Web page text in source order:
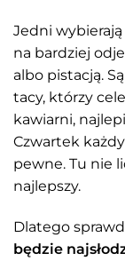
Jedni
na bardziej
albo pistacją.
tacy, którzy
kawiarni,
Czwartek
pewne. Tu nie
najlepszy.
Dlatego
będzie